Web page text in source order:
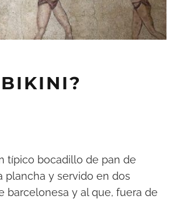
típico bocadillo de pan de
plancha y servido en dos
barcelonesa y al que, fuera de